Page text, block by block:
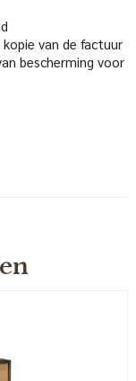
van de factuur
bescherming voor